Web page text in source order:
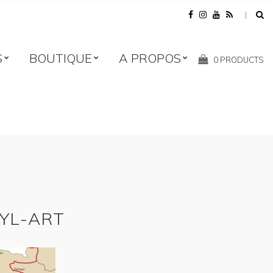
BOUTIQUE A PROPOS
Shopping
0 PRODUCTS
ART